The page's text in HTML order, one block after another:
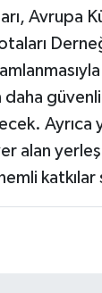
Avrupa
daha
Ayrıca
alan
katkılar